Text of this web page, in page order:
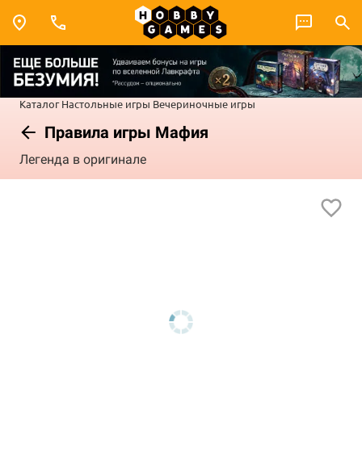
Каталог Настольные игры Вечериночные игры
Правила игры Мафия
Легенда в оригинале